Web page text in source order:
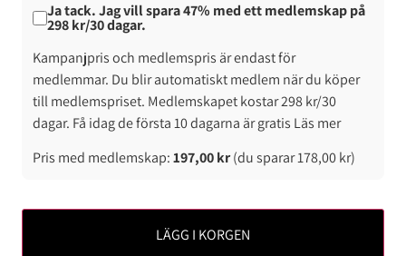
Ja tack. Jag vill spara 47% med ett medlemskap på
298 kr/30 dagar.
Kampanjpris och medlemspris är endast för
medlemmar. Du blir automatiskt medlem när du köper
till medlemspriset. Medlemskapet kostar 298 kr/30
dagar. Få idag de första 10 dagarna är gratis Läs mer
Pris med medlemskap:197,00kr(du sparar178,00kr)
LÄGG I KORGEN